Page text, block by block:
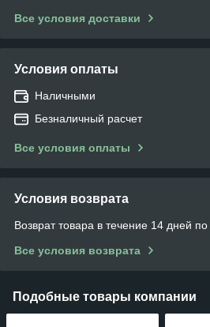
Все условия доставки
Условия оплаты
Наличными
Безналичный расчет
Все условия оплаты
Условия возврата
Возврат товара в течение 14 дней
Все условия возврата
Подобные товары компании